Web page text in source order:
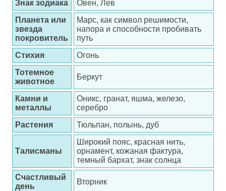
Знак зодиака
Овен, Лев
Планета или
звезда
покровитель
Марс, как символ решимости,
напора и способности пробивать
путь
Стихия
Огонь
Тотемное
животное
Беркут
Камни и
металлы
Оникс, гранат, яшма, железо,
серебро
Растения
Тюльпан, полынь, дуб
Талисманы
Широкий пояс, красная нить,
орнамент, кожаная фактура,
темный бархат, знак солнца
Счастливый
день
Вторник